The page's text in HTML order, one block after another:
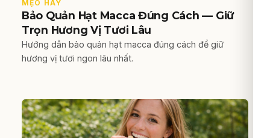
MẸO HAY
Bảo Quản Hạt Macca Đúng Cách — Giữ
Trọn Hương Vị Tươi Lâu
Hướng dẫn bảo quản hạt macca đúng cách để giữ
hương vị tươi ngon lâu nhất.